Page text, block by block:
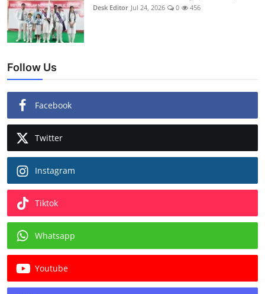
Desk Editor Jul 24, 2026 0 456
Follow Us
Facebook
Twitter
Instagram
Tiktok
Whatsapp
Youtube